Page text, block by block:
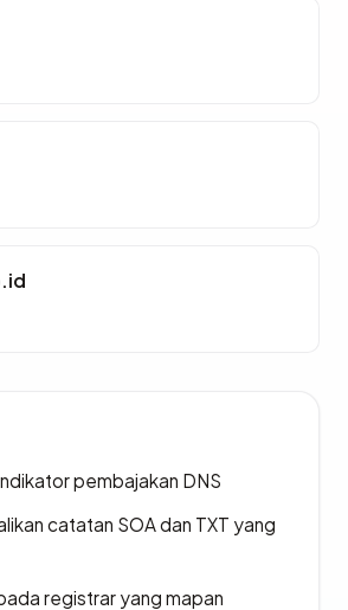
pembajakan DNS
catatan SOA dan TXT yang
registrar yang mapan